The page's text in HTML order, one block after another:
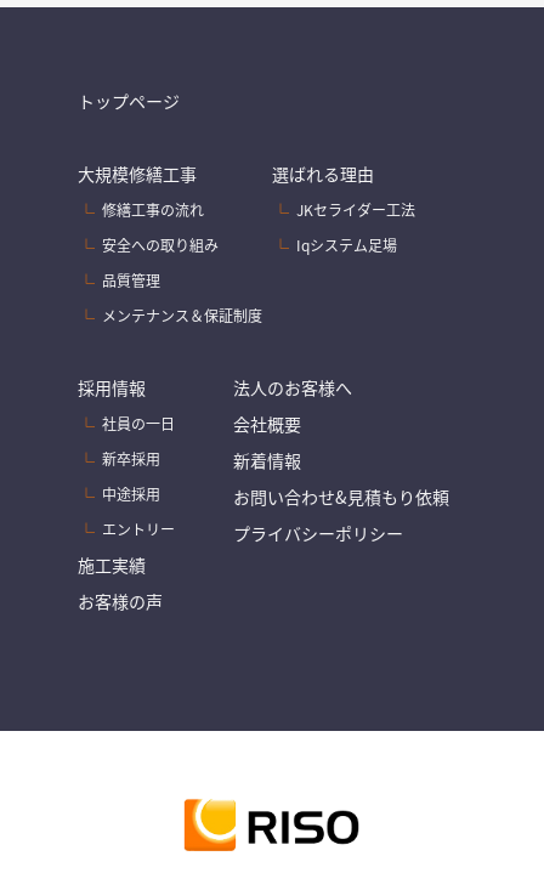
トップページ
大規模修繕工事
修繕工事の流れ
安全への取り組み
品質管理
メンテナンス＆保証制度
選ばれる理由
JKセライダー工法
Iqシステム足場
採用情報
社員の一日
新卒採用
中途採用
エントリー
施工実績
お客様の声
法人のお客様へ
会社概要
新着情報
お問い合わせ&見積もり依頼
プライバシーポリシー